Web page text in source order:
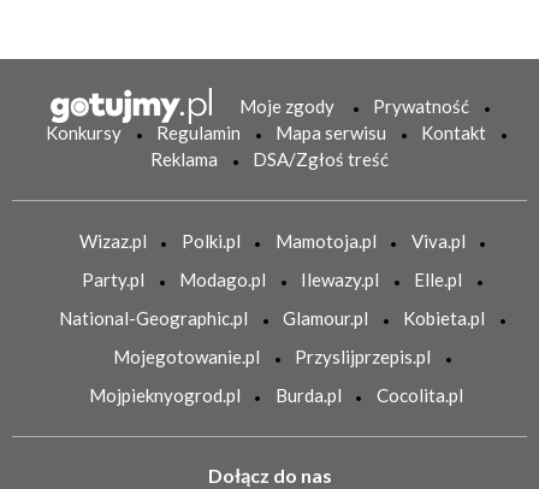
Moje zgody
Prywatność
Konkursy
Regulamin Mapa serwisu
Kontakt
Reklama
DSA/Zgłoś treść
Wizaz.pl Polki.pl Mamotoja.pl
Viva.pl
Party.pl
Modago.pl Ilewazy.pl
Elle.pl
National-Geographic.pl
Glamour.pl
Kobieta.pl
Mojegotowanie.pl
Przyslijprzepis.pl
Mojpieknyogrod.pl
Burda.pl Cocolita.pl
Dołącz do nas